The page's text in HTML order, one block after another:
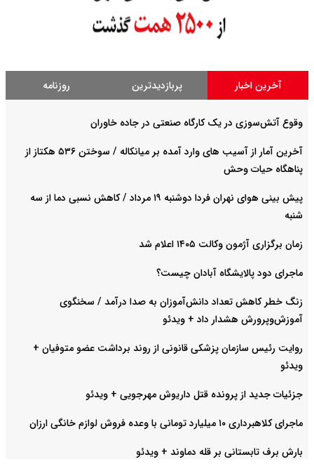
آخرین اخبار پربازدیدترین روزنامه
وقوع آتش‌سوزی در یک کارگاه صنعتی در جاده خاوران
آخرین آمار از آسیب های وارد آمده بر میانکاله / سوختن ۵۳۶ هکتاز از
پناهگاه حیات وحش
پیش بینی هوای نهران فردا دوشنبه ۱۹ مرداد / کاهش نسبی دما از سه
شنبه
زمان برگزاری آژمون وکالت ۱۴۰۵ اعلام شد
ماجرای دود پالایشگاه آبادان چیست؟
زنگ خطر کاهش تعداد دانش‌آموزان به صدا درآمد / سخنگوی
آموزش‌وپرورش هشدار داد +‌ ویدئو
روایت رئیس سازمان پزشکی قانونی از روند برداشت عضو متوفیان +
ویدئو
جزئیات جدید از پرونده قتل داریوش مهرجویی + ویدئو
ماجرای کلاهبرداری ۱۰ میلیارد تومانی با وعده فروش لوازم خانگی ارزان
بارش برف تابستانی بر قله دماوند + ویدئو